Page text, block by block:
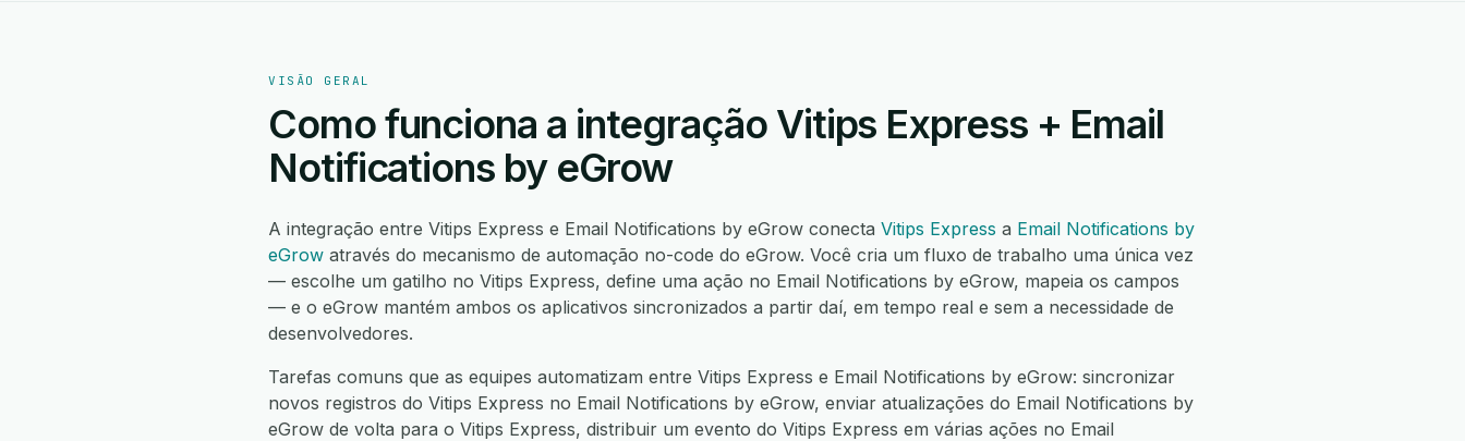
VISÃO GERAL
Como funciona a integração Vitips Express + Email
Notifications by eGrow
A integração entre Vitips Express e Email Notifications by eGrow conecta Vitips Express a Email Notifications by
eGrow através do mecanismo de automação no-code do eGrow. Você cria um fluxo de trabalho uma única vez
— escolhe um gatilho no Vitips Express, define uma ação no Email Notifications by eGrow, mapeia os campos
— e o eGrow mantém ambos os aplicativos sincronizados a partir daí, em tempo real e sem a necessidade de
desenvolvedores.
Tarefas comuns que as equipes automatizam entre Vitips Express e Email Notifications by eGrow: sincronizar
novos registros do Vitips Express no Email Notifications by eGrow, enviar atualizações do Email Notifications by
eGrow de volta para o Vitips Express, distribuir um evento do Vitips Express em várias ações no Email